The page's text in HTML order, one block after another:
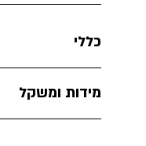
כללי
מידות ומשקל